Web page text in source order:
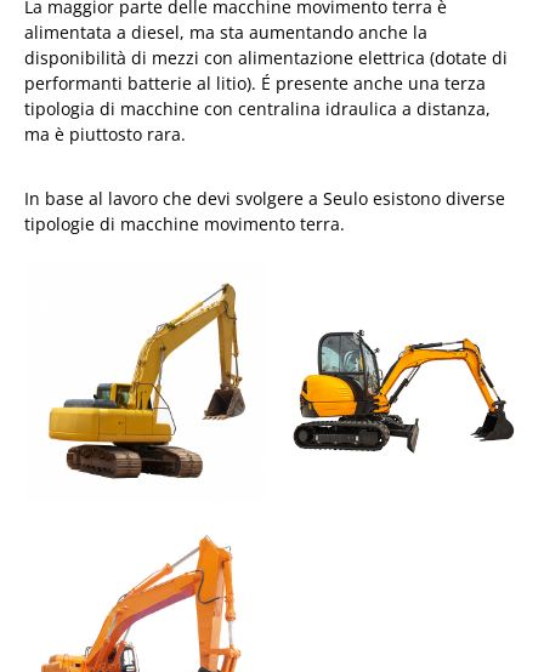
La maggior parte delle macchine movimento terra è
alimentata a diesel, ma sta aumentando anche la
disponibilità di mezzi con alimentazione elettrica (dotate di
performanti batterie al litio). É presente anche una terza
tipologia di macchine con centralina idraulica a distanza,
ma è piuttosto rara.
In base al lavoro che devi svolgere a Seulo esistono diverse
tipologie di macchine movimento terra.